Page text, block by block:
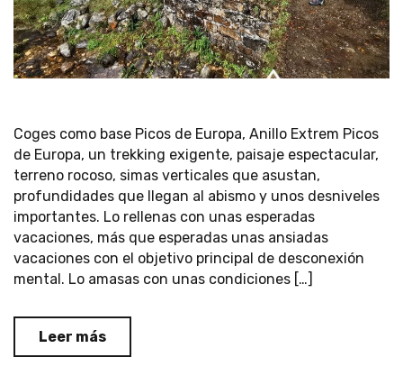
Coges como base Picos de Europa, Anillo Extrem Picos
de Europa, un trekking exigente, paisaje espectacular,
terreno rocoso, simas verticales que asustan,
profundidades que llegan al abismo y unos desniveles
importantes. Lo rellenas con unas esperadas
vacaciones, más que esperadas unas ansiadas
vacaciones con el objetivo principal de desconexión
mental. Lo amasas con unas condiciones […]
Leer más